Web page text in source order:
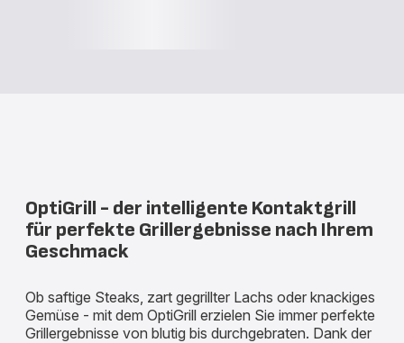
OptiGrill - der intelligente Kontaktgrill
für perfekte Grillergebnisse nach Ihrem
Geschmack
Ob saftige Steaks, zart gegrillter Lachs oder knackiges
Gemüse - mit dem OptiGrill erzielen Sie immer perfekte
Grillergebnisse von blutig bis durchgebraten. Dank der